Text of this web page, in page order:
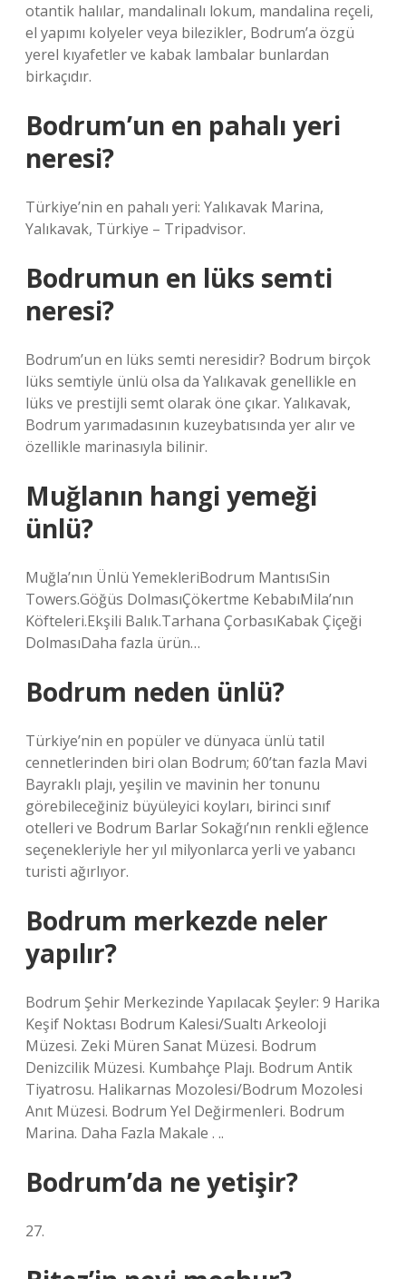
otantik halılar, mandalinalı lokum, mandalina reçeli,
el yapımı kolyeler veya bilezikler, Bodrum’a özgü
yerel kıyafetler ve kabak lambalar bunlardan
birkaçıdır.
Bodrum’un en pahalı yeri
neresi?
Türkiye’nin en pahalı yeri: Yalıkavak Marina,
Yalıkavak, Türkiye – Tripadvisor.
Bodrumun en lüks semti
neresi?
Bodrum’un en lüks semti neresidir? Bodrum birçok
lüks semtiyle ünlü olsa da Yalıkavak genellikle en
lüks ve prestijli semt olarak öne çıkar. Yalıkavak,
Bodrum yarımadasının kuzeybatısında yer alır ve
özellikle marinasıyla bilinir.
Muğlanın hangi yemeği
ünlü?
Muğla’nın Ünlü YemekleriBodrum MantısıSin
Towers.Göğüs DolmasıÇökertme KebabıMila’nın
Köfteleri.Ekşili Balık.Tarhana ÇorbasıKabak Çiçeği
DolmasıDaha fazla ürün…
Bodrum neden ünlü?
Türkiye’nin en popüler ve dünyaca ünlü tatil
cennetlerinden biri olan Bodrum; 60’tan fazla Mavi
Bayraklı plajı, yeşilin ve mavinin her tonunu
görebileceğiniz büyüleyici koyları, birinci sınıf
otelleri ve Bodrum Barlar Sokağı’nın renkli eğlence
seçenekleriyle her yıl milyonlarca yerli ve yabancı
turisti ağırlıyor.
Bodrum merkezde neler
yapılır?
Bodrum Şehir Merkezinde Yapılacak Şeyler: 9 Harika
Keşif Noktası Bodrum Kalesi/Sualtı Arkeoloji
Müzesi. Zeki Müren Sanat Müzesi. Bodrum
Denizcilik Müzesi. Kumbahçe Plajı. Bodrum Antik
Tiyatrosu. Halikarnas Mozolesi/Bodrum Mozolesi
Anıt Müzesi. Bodrum Yel Değirmenleri. Bodrum
Marina. Daha Fazla Makale . ..
Bodrum’da ne yetişir?
27.